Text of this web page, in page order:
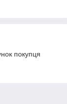
покупця